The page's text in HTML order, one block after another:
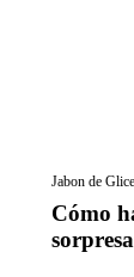
Jabon de
Cómo